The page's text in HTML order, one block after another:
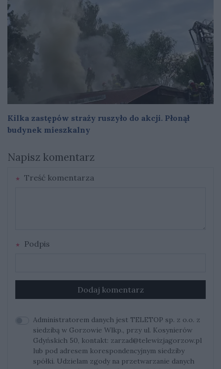
Kilka zastępów straży ruszyło do akcji. Płonął
budynek mieszkalny
Napisz komentarz
Treść komentarza
Podpis
Dodaj komentarz
Administratorem danych jest TELETOP sp. z o.o. z
siedzibą w Gorzowie Wlkp., przy ul. Kosynierów
Gdyńskich 50, kontakt: zarzad@telewizjagorzow.pl
lub pod adresem korespondencyjnym siedziby
spółki. Udzielam zgody na przetwarzanie danych